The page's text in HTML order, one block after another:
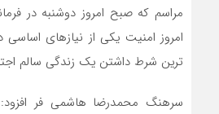
مراسم که صبح امروز دوشنبه در
امروز امنیت یکی از نیازهای
ترین شرط داشتن یک زندگی سالم
سرهنگ محمدرضا هاشمی فر